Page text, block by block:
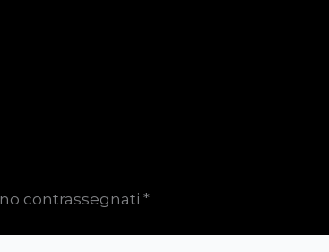
contrassegnati *